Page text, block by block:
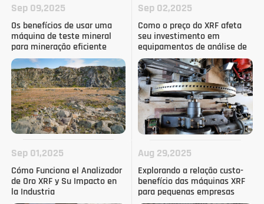
Sep 09,2025
Os benefícios de usar uma
máquina de teste mineral
para mineração eficiente
Sep 02,2025
Como o preço do XRF afeta
seu investimento em
equipamentos de análise de
metais
Sep 01,2025
Cómo Funciona el Analizador
de Oro XRF y Su Impacto en
la Industria
Aug 29,2025
Explorando a relação custo-
benefício das máquinas XRF
para pequenas empresas